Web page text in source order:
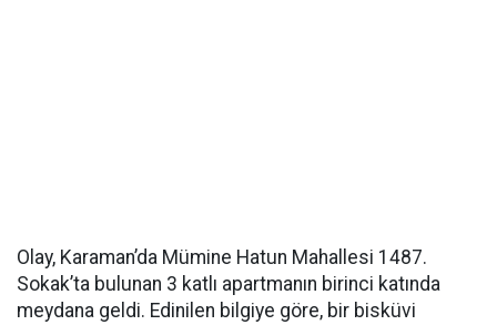
Olay, Karaman’da Mümine Hatun Mahallesi 1487.
Sokak’ta bulunan 3 katlı apartmanın birinci katında
meydana geldi. Edinilen bilgiye göre, bir bisküvi